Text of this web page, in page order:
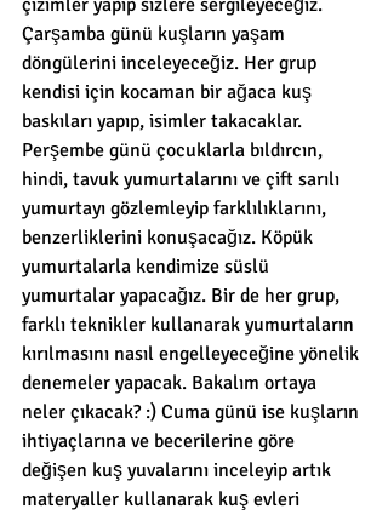
çizimler yapıp sizlere sergileyeceğiz.
Çarşamba günü kuşların yaşam
döngülerini inceleyeceğiz. Her grup
kendisi için kocaman bir ağaca kuş
baskıları yapıp, isimler takacaklar.
Perşembe günü çocuklarla bıldırcın,
hindi, tavuk yumurtalarını ve çift sarılı
yumurtayı gözlemleyip farklılıklarını,
benzerliklerini konuşacağız. Köpük
yumurtalarla kendimize süslü
yumurtalar yapacağız. Bir de her grup,
farklı teknikler kullanarak yumurtaların
kırılmasını nasıl engelleyeceğine yönelik
denemeler yapacak. Bakalım ortaya
neler çıkacak? :) Cuma günü ise kuşların
ihtiyaçlarına ve becerilerine göre
değişen kuş yuvalarını inceleyip artık
materyaller kullanarak kuş evleri